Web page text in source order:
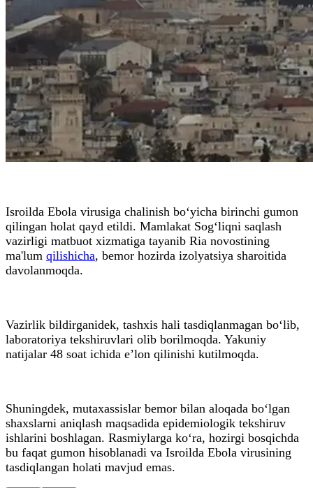
Isroilda Ebola virusiga chalinish bo‘yicha birinchi gumon
qilingan holat qayd etildi. Mamlakat Sog‘liqni saqlash
vazirligi matbuot xizmatiga tayanib Ria novostining
ma'lum qilishicha, bemor hozirda izolyatsiya sharoitida
davolanmoqda.
Vazirlik bildirganidek, tashxis hali tasdiqlanmagan bo‘lib,
laboratoriya tekshiruvlari olib borilmoqda. Yakuniy
natijalar 48 soat ichida e’lon qilinishi kutilmoqda.
Shuningdek, mutaxassislar bemor bilan aloqada bo‘lgan
shaxslarni aniqlash maqsadida epidemiologik tekshiruv
ishlarini boshlagan. Rasmiylarga ko‘ra, hozirgi bosqichda
bu faqat gumon hisoblanadi va Isroilda Ebola virusining
tasdiqlangan holati mavjud emas.